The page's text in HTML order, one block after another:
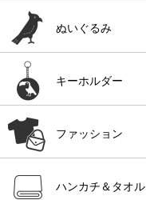
ぬいぐるみ
キーホルダー
ファッション
ハンカチ＆タオル